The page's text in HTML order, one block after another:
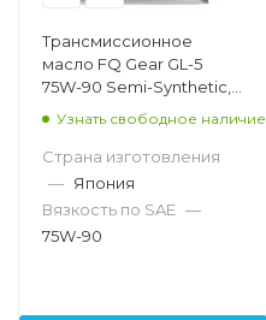
Трансмиссионное
масло FQ Gear GL-5
75W-90 Semi-Synthetic,
Узнать свободное наличие
Страна изготовления
— Япония
Вязкость по SAE —
75W-90